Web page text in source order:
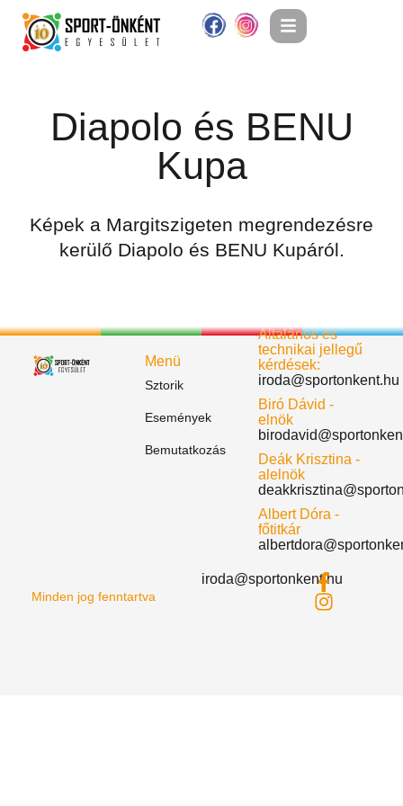
Diapolo és BENU
Kupa
Képek a Margitszigeten megrendezésre
kerülő Diapolo és BENU Kupáról.
Menü
Sztorik
Események
Bemutatkozás
Általános és
technikai jellegű
kérdések:
iroda@sportonkent.hu
Biró Dávid -
elnök
Deák Krisztina -
alelnök
Albert Dóra -
főtitkár
Minden jog fenntartva
iroda@sportonkent.hu